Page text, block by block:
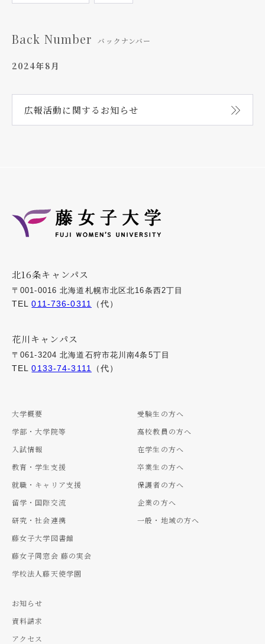
Back Number バックナンバー
2024年8月
広報活動に関する お知らせ
北16条キャンパス
〒001-0016 北海道札幌市北区北16条西2丁目
TEL011-736-0311 （代）
花川キャンパス
〒061-3204 北海道石狩市花川南4条5丁目
TEL0133-74-3111 （代）
大学概要
学部・大学院等
入試情報
教育・学生支援
就職・キャリア支援
留学・国際交流
研究・社会連携
藤女子大学図書館
藤女子同窓会 藤の実会
学校法人藤天使学園
受験生の方へ
高校教員の方へ
在学生の方へ
卒業生の方へ
保護者の方へ
企業の方へ
一般・地域の方へ
お知らせ
資料請求
アクセス